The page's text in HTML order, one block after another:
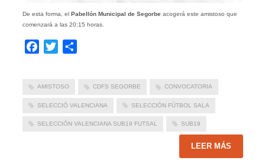
De esta forma, el Pabellón Municipal de Segorbeacogerá este amistoso que
comenzará a las 20:15 horas.
Facebook
Twitter
AMISTOSO CDFS SEGORBE CONVOCATORIA
SELECCIÓ VALENCIANA SELECCIÓN FÚTBOL SALA
SELECCIÓN VALENCIANA SUB19 FUTSAL SUB19
LEER MÁS